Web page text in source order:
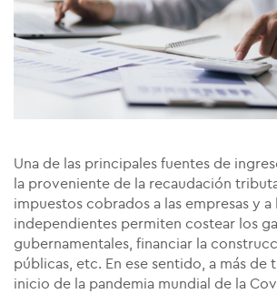
Una de las principales fuentes de
la proveniente de la recaudación
impuestos cobrados a las empresas y
independientes permiten costear los
gubernamentales, financiar la
públicas, etc. En ese sentido, a más de
inicio de la pandemia mundial de la